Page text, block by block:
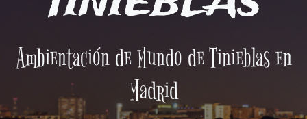
Ambientación de Mundo de Tinieblas en
Madrid